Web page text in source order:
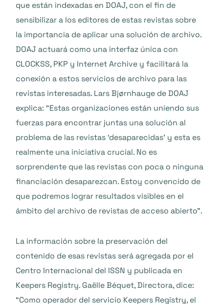
que están indexadas en DOAJ, con el fin de
sensibilizar a los editores de estas revistas sobre
la importancia de aplicar una solución de archivo.
DOAJ actuará como una interfaz única con
CLOCKSS, PKP y Internet Archive y facilitará la
conexión a estos servicios de archivo para las
revistas interesadas. Lars Bjørnhauge de DOAJ
explica: “Estas organizaciones están uniendo sus
fuerzas para encontrar juntas una solución al
problema de las revistas ‘desaparecidas’ y esta es
realmente una iniciativa crucial. No es
sorprendente que las revistas con poca o ninguna
financiación desaparezcan. Estoy convencido de
que podremos lograr resultados visibles en el
ámbito del archivo de revistas de acceso abierto”.
La información sobre la preservación del
contenido de esas revistas será agregada por el
Centro Internacional del ISSN y publicada en
Keepers Registry. Gaëlle Béquet, Directora, dice:
“Como operador del servicio Keepers Registry, el